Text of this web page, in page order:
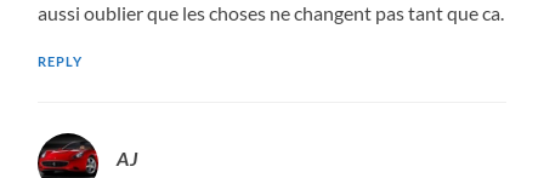
aussi oublier que les choses ne changent pas tant que ca.
REPLY
AJ